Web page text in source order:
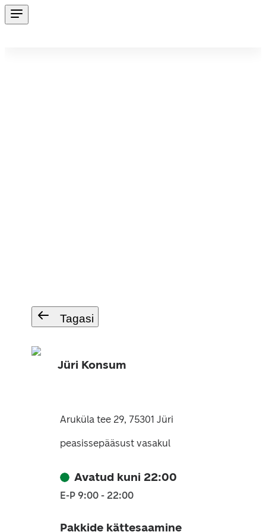
Tagasi
Jüri Konsum
Aruküla tee 29, 75301 Jüri
peasissepääsust vasakul
Avatud kuni 22:00
E-P 9:00 - 22:00
Pakkide kättesaamine